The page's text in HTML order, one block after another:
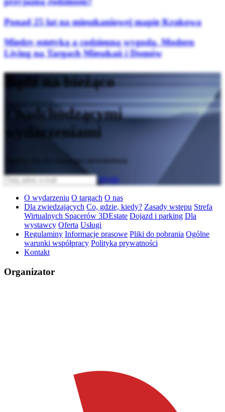
Ponad 25 lat na mieszkaniowej mapie Krakowa
Między estetyką a codzienną wygodą. Modern
Living na Targach Mieszkań i Domów
Bądź na bieżąco
z nadchodzącymi
wydarzeniami
Zapisz się do naszego newslettera
Wyślij
O wydarzeniu O targach O nas
Dla zwiedzających Co, gdzie, kiedy? Zasady wstępu Strefa
Wirtualnych Spacerów 3DEstate Dojazd i parking Dla
wystawcy Oferta Usługi
Regulaminy Informacje prasowe Pliki do pobrania Ogólne
warunki współpracy Polityka prywatności
Kontakt
Organizator